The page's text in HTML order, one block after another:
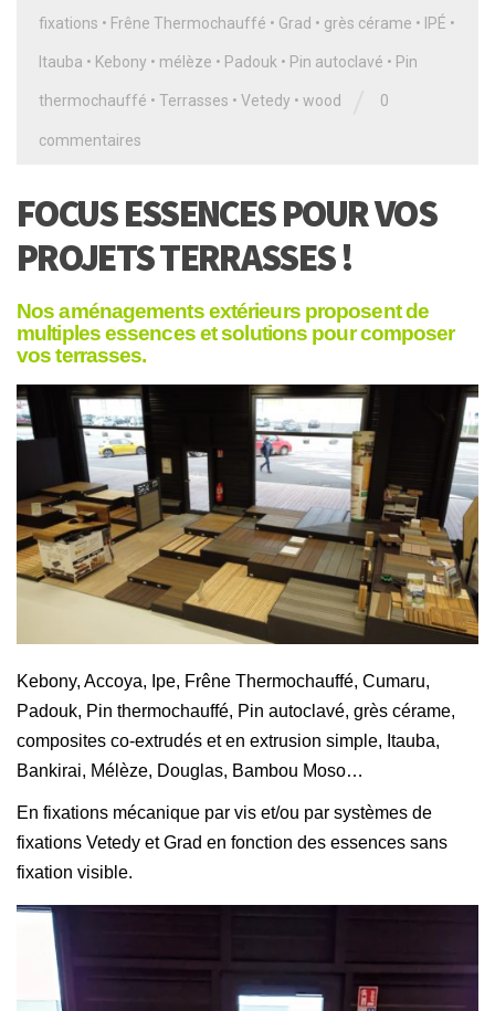
fixations • Frêne Thermochauffé • Grad • grès cérame • IPÉ •
Itauba • Kebony • mélèze • Padouk • Pin autoclavé • Pin
thermochauffé • Terrasses • Vetedy • wood 0
commentaires
FOCUS ESSENCES POUR VOS
PROJETS TERRASSES !
Nos aménagements extérieurs proposent de
multiples essences et solutions pour composer
vos terrasses.
Kebony, Accoya, Ipe, Frêne Thermochauffé, Cumaru,
Padouk, Pin thermochauffé, Pin autoclavé, grès cérame,
composites co-extrudés et en extrusion simple, Itauba,
Bankirai, Mélèze, Douglas, Bambou Moso…
En fixations mécanique par vis et/ou par systèmes de
fixations Vetedy et Grad en fonction des essences sans
fixation visible.